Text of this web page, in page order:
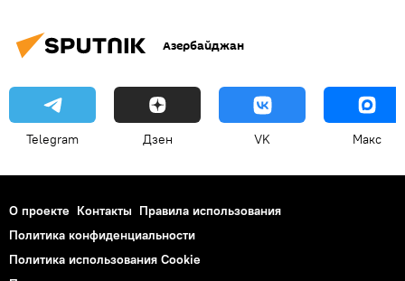
Азербайджан
Telegram Дзен VK Макс
О проекте Контакты Правила использования
Политика конфиденциальности
Политика использования Cookie